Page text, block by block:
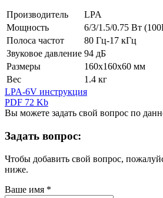
Производитель
LPA
Мощность
6/3/1.5/0.75 Вт
Полоса частот
80 Гц-17 кГц
Звуковое давление 94 дБ
Размеры
160х160х60 мм
Вес
1.4 кг
LPA-6V инструкция
PDF 72 Kb
Вы можете задать свой вопрос по
Задать вопрос:
Чтобы добавить свой вопрос,
ниже.
Ваше имя *